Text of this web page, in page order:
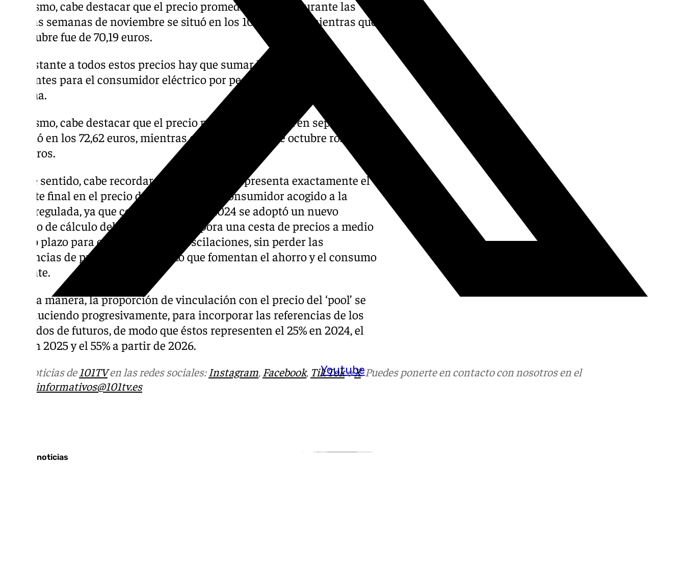
Youtube
Asimismo, cabe destacar que el precio promedio de la luz durante las
últimas semanas de noviembre se situó en los 109,67 euros, mientras que
en octubre fue de 70,19 euros.
No obstante a todos estos precios hay que sumar los costes fijos
existentes para el consumidor eléctrico por peajes, cargos y ajustes de
sistema.
Asimismo, cabe destacar que el precio promedio de la luz en septiembre
se situó en los 72,62 euros, mientras que en lo que va de octubre roza los
71,8 euros.
En ese sentido, cabe recordar que el ‘pool’ no representa exactamente el
importe final en el precio de la luz para un consumidor acogido a la
tarifa regulada, ya que con la entrada en 2024 se adoptó un nuevo
método de cálculo del PVPC, que incorpora una cesta de precios a medio
y largo plazo para evitar las fuertes oscilaciones, sin perder las
referencias de precios a corto plazo que fomentan el ahorro y el consumo
eficiente.
De esta manera, la proporción de vinculación con el precio del ‘pool’ se
irá reduciendo progresivamente, para incorporar las referencias de los
mercados de futuros, de modo que éstos representen el 25% en 2024, el
40% en 2025 y el 55% a partir de 2026.
Más noticias de 101TVen las redes sociales: Instagram, Facebook, Tik TokoX. Puedes ponerte en contacto con nosotros en el
informativos@101tv.es
Últimas noticias